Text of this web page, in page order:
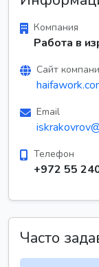
Компания
Работа в
Сайт
Email
Телефон
+972 55
Часто